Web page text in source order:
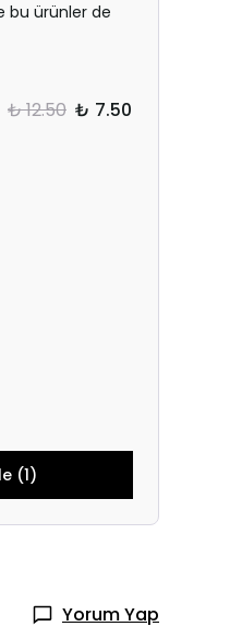
bu ürünler de
₺ 12.50 ₺ 7.50
(1)
Yorum Yap